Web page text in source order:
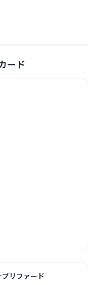
ード
リファード